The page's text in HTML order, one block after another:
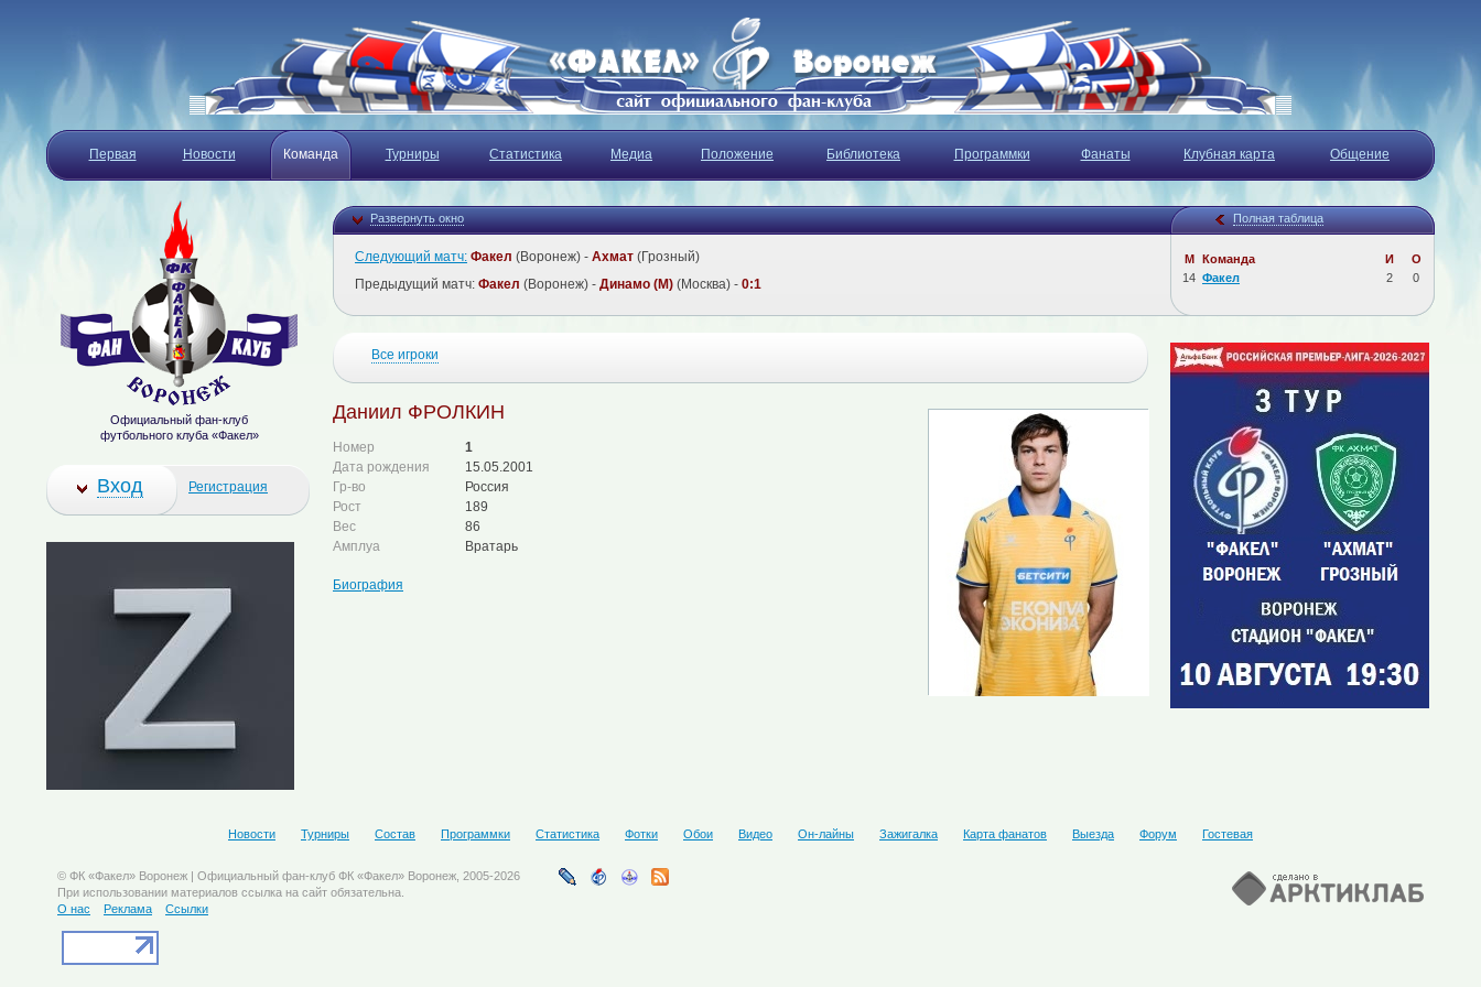
Первая Новости Команда Турниры Статистика Медиа Положение Библиотека Программки Фанаты Клубная карта Общение
Развернуть окно Полная таблица
М Команда И
О
14 Факел 2 0
Следующий матч: Факел (Воронеж) - Ахмат (Грозный)
Предыдущий матч: Факел (Воронеж) - Динамо (М) (Москва) - 0:1
Все игроки
Даниил ФРОЛКИН
Номер
1
Дата рождения
15.05.2001
Гр-во
Россия
Рост
189
Вес
86
Амплуа
Вратарь
Биография
Официальный фан-клуб
футбольного клуба «Факел»
Вход Регистрация
Новости Турниры Состав Программки Статистика Фотки Обои Видео Он-лайны Зажигалка Карта фанатов Выезда Форум Гостевая
© ФК «Факел» Воронеж | Официальный фан-клуб ФК «Факел» Воронеж, 2005-2026
При использовании материалов ссылка на сайт обязательна.
О нас
Реклама Ссылки